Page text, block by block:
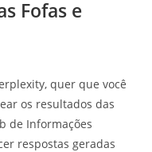
Fofas e
quer que você
os resultados das
de Informações
respostas geradas